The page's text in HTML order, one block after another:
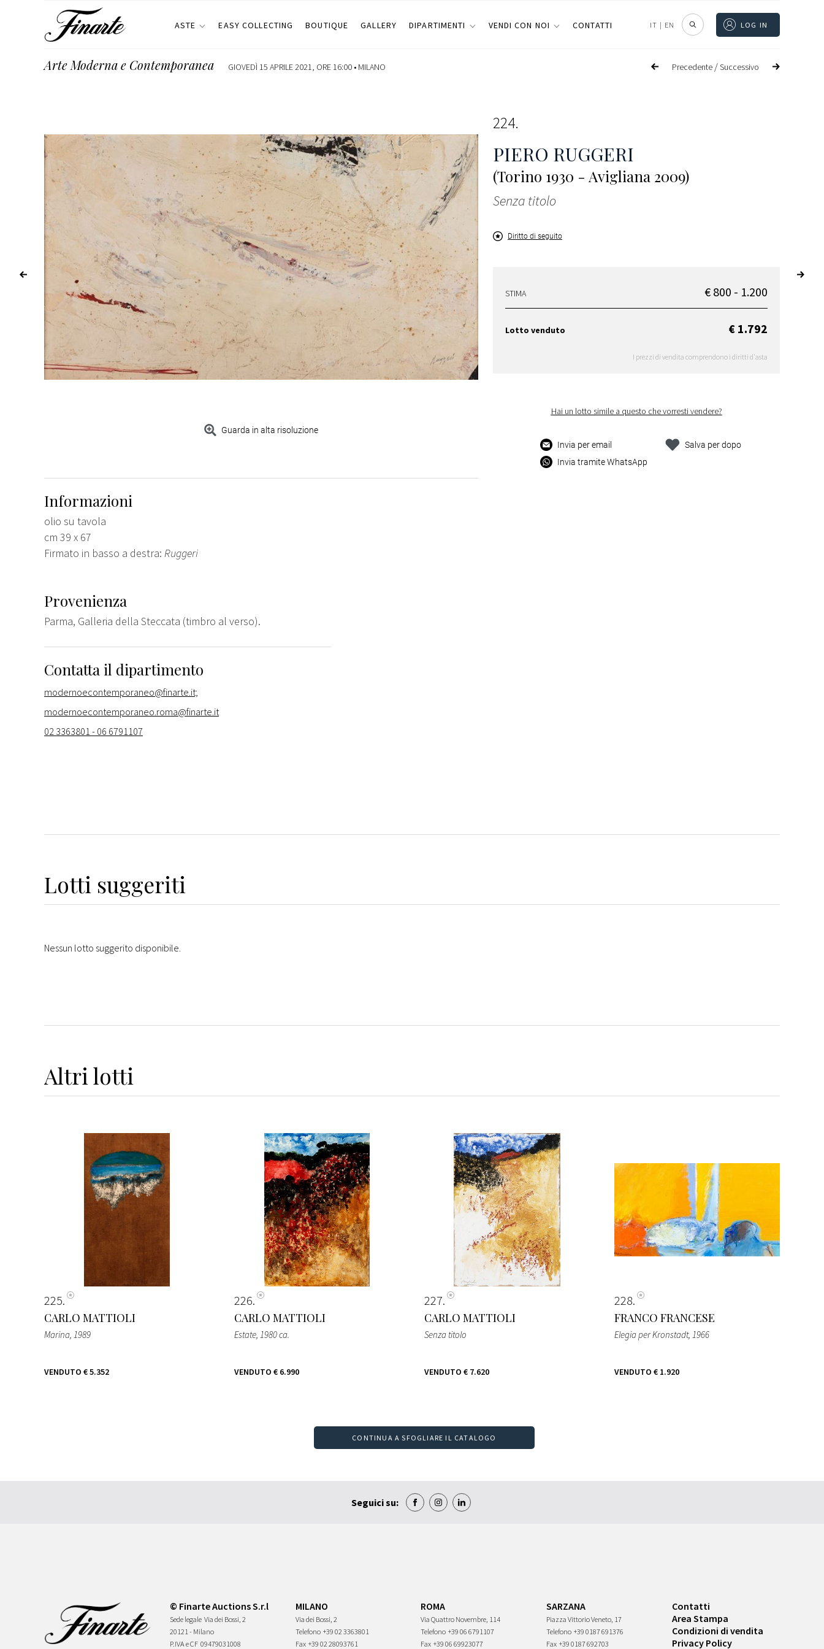
ASTE EASY COLLECTING BOUTIQUE GALLERY DIPARTIMENTI VENDI CON NOI CONTATTI IT | EN LOG IN
Precedente /Successivo
Arte Moderna e Contemporanea GIOVEDÌ 15 APRILE 2021, ORE 16:00 • MILANO
Guarda in alta risoluzione
224
PIERO RUGGERI
(Torino 1930 - Avigliana 2009)
Senza titolo
Diritto di seguito
STIMA € 800 - 1.200
Lotto venduto € 1.792
I prezzi di vendita comprendono i diritti d'asta
Hai un lotto simile a questo che vorresti vendere?
Invia per email
Invia tramite WhatsApp
Salva per dopo
Informazioni
olio su tavola
cm 39 x 67
Firmato in basso a destra: Ruggeri
Provenienza
Parma, Galleria della Steccata (timbro al verso).
Contatta il dipartimento
modernoecontemporaneo@finarte.it;
modernoecontemporaneo.roma@finarte.it
02 3363801 - 06 6791107
Lotti suggeriti
Nessun lotto suggerito disponibile.
Altri lotti
225
CARLO MATTIOLI
Marina, 1989
VENDUTO € 5.352
226
CARLO MATTIOLI
Estate, 1980 ca.
VENDUTO € 6.990
227
CARLO MATTIOLI
Senza titolo
VENDUTO € 7.620
228
FRANCO FRANCESE
Elegia per Kronstadt, 1966
VENDUTO € 1.920
CONTINUA A SFOGLIARE IL CATALOGO
Seguici su:
© Finarte Auctions S.r.l
Sede legale Via dei Bossi, 2
20121 - Milano
P.IVA e CF 09479031008
MILANO
Via dei Bossi, 2
Telefono +39 02 3363801
Fax +39 02 28093761
ROMA
Via Quattro Novembre, 114
Telefono +39 06 6791107
Fax +39 06 69923077
SARZANA
Piazza Vittorio Veneto, 17
Telefono +39 0187 691376
Fax +39 0187 692703
Contatti
Area Stampa
Condizioni di vendita
Privacy Policy